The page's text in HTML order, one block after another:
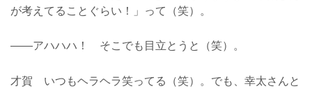
が考えてることぐらい！」って（笑）。
——アハハハ！ そこでも目立とうと（笑）。
才賀 いつもヘラヘラ笑ってる（笑）。でも、幸太さんと